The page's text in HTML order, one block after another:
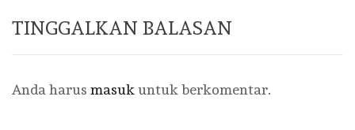
TINGGALKAN BALASAN
Anda harus masuk untuk berkomentar.